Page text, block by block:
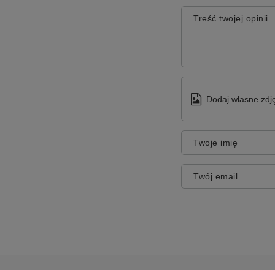
Treść twojej opinii
Dodaj własne
Twoje imię
Twój email